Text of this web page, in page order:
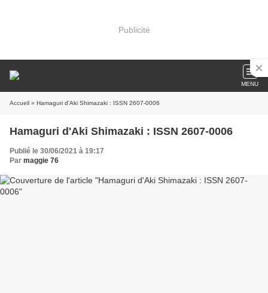
Publicité
MENU
Accueil » Hamaguri d'Aki Shimazaki : ISSN 2607-0006
Hamaguri d'Aki Shimazaki : ISSN 2607-0006
Publié le 30/06/2021 à 19:17
Par maggie 76